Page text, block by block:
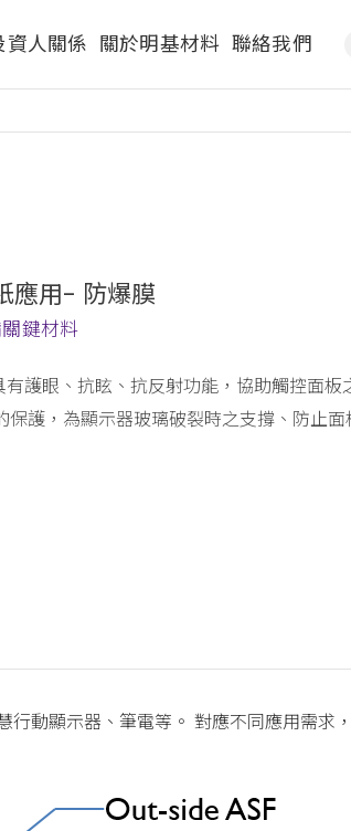
資人關係 關於明基材料 聯絡我們
應用- 防爆膜
鍵材料
有護眼、抗眩、抗反射功能，協助觸控面板
保護，為顯示器玻璃破裂時之支撐、防止面
動顯示器、筆電等。 對應不同應用需求